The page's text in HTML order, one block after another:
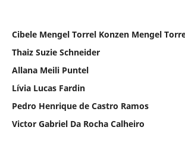
Cibele Mengel Torrel Konzen Mengel
Thaiz Suzie Schneider
Allana Meili Puntel
Lívia Lucas Fardin
Pedro Henrique de Castro Ramos
Victor Gabriel Da Rocha Calheiro